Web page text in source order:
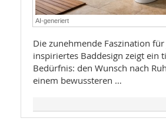
AI-generiert
Die zunehmende Faszination
inspiriertes Baddesign zeigt ein
Bedürfnis: den Wunsch nach
einem bewussteren …